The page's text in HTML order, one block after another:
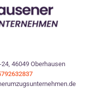
46049 Oberhausen